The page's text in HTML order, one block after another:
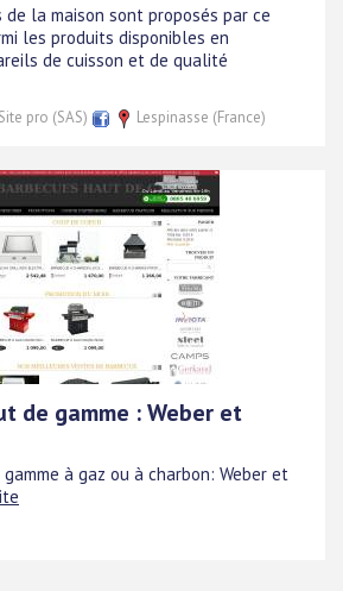
la maison sont proposés par ce
les produits disponibles en
de cuisson et de qualité
pro (SAS) Lespinasse (France)
de gamme : Weber et
à gaz ou à charbon: Weber et